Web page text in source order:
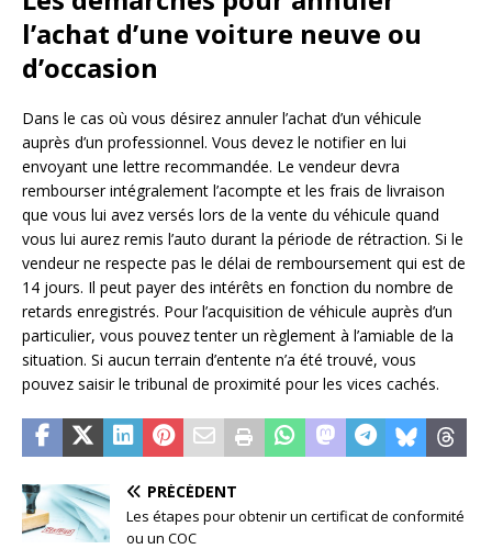
l’achat d’une voiture neuve ou
d’occasion
Dans le cas où vous désirez annuler l’achat d’un véhicule
auprès d’un professionnel. Vous devez le notifier en lui
envoyant une lettre recommandée. Le vendeur devra
rembourser intégralement l’acompte et les frais de livraison
que vous lui avez versés lors de la vente du véhicule quand
vous lui aurez remis l’auto durant la période de rétraction. Si le
vendeur ne respecte pas le délai de remboursement qui est de
14 jours. Il peut payer des intérêts en fonction du nombre de
retards enregistrés. Pour l’acquisition de véhicule auprès d’un
particulier, vous pouvez tenter un règlement à l’amiable de la
situation. Si aucun terrain d’entente n’a été trouvé, vous
pouvez saisir le tribunal de proximité pour les vices cachés.
PRÉCÉDENT
Les étapes pour obtenir un certificat de conformité
ou un COC